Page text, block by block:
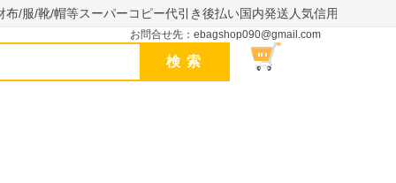
/服/靴/帽等スーパーコピー代引き後払い国内発送人気信用できるサ
お問合せ先：ebagshop090@gmail.com